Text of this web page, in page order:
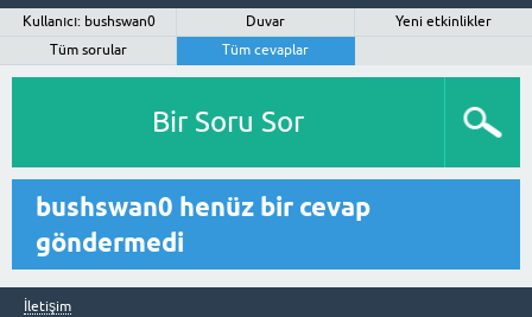
Kullanıcı: bushswan0 Duvar
Yeni etkinlikler
Tüm sorular
Tüm cevaplar
Bir Soru Sor
bushswan0 henüz bir cevap
göndermedi
İletişim